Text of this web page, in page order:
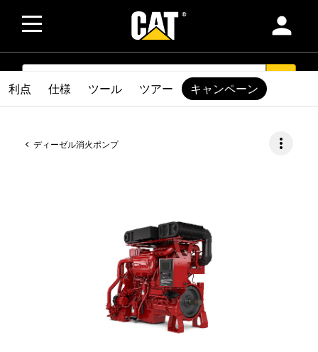
person
SEARCH
ディーゼル消火ポンプ more_vert
利点 仕様 ツール ツアー キャンペーン